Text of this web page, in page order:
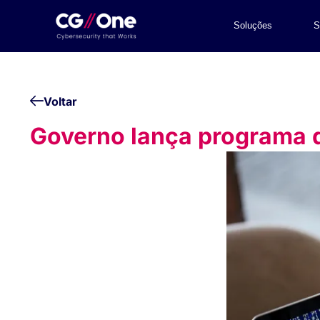
Soluções
Voltar
Governo lança